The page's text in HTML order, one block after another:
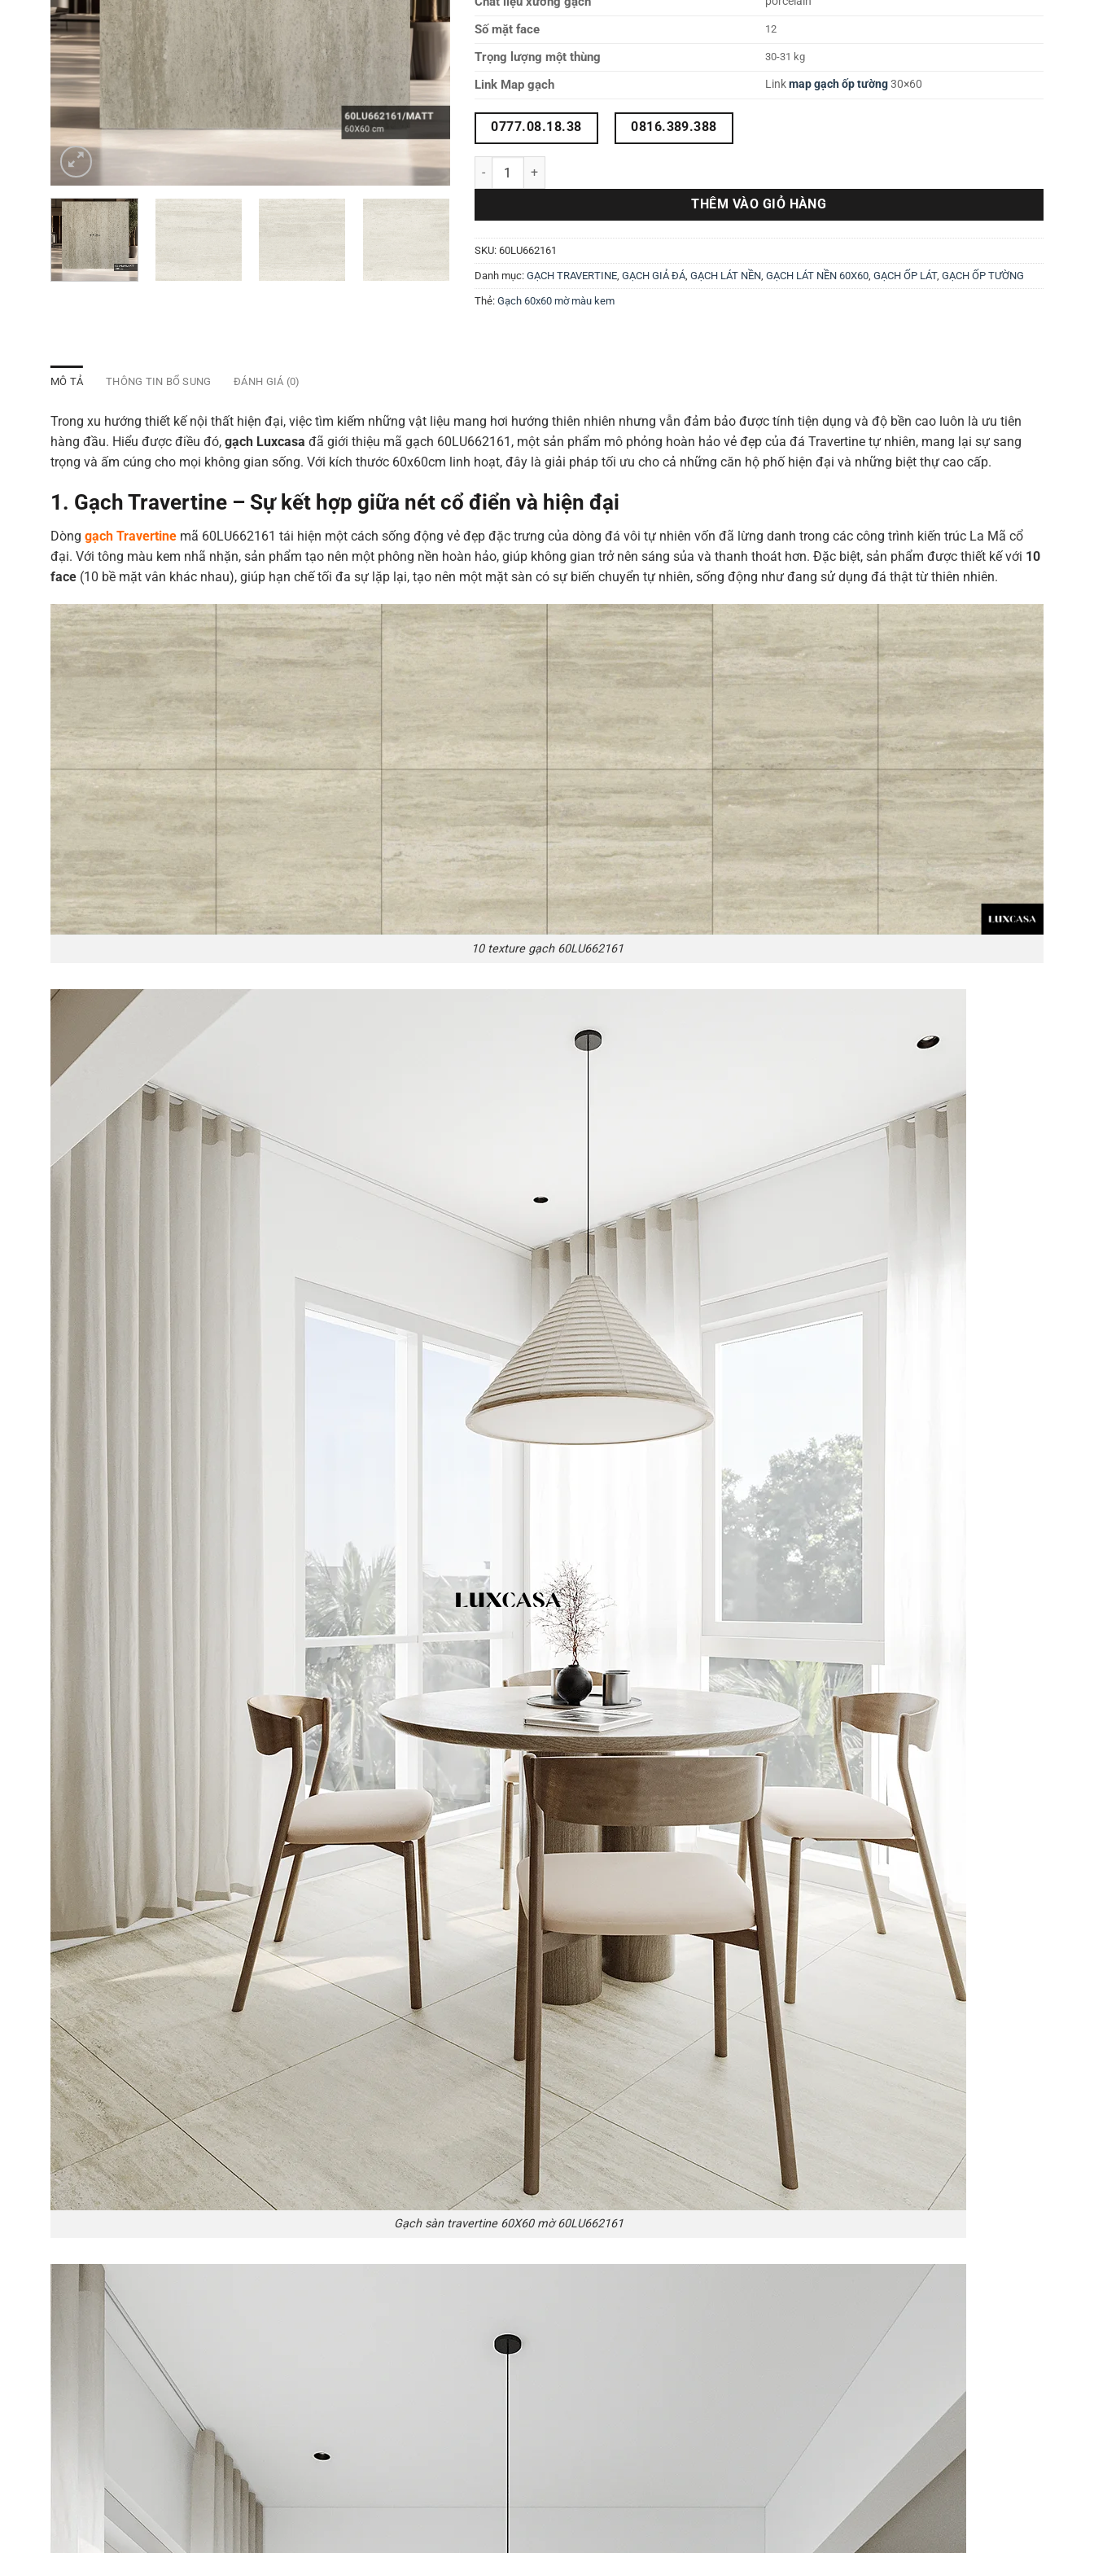
Số mặt face 12
Trọng lượng một thùng 30-31 kg
Link Map gạch Linkmap gạch ốp tường30×60
0777.08.18.38 0816.389.388
Gạch travertine 60X60 mờ 60LU662161 số lượng
THÊM VÀO GIỎ HÀNG
SKU: 60LU662161
Danh mục: GẠCH TRAVERTINE, GẠCH GIẢ ĐÁ, GẠCH LÁT NỀN, GẠCH LÁT NỀN 60X60, GẠCH ỐP LÁT, GẠCH ỐP TƯỜNG
Thẻ: Gạch 60x60 mờ màu kem
MÔ TẢ THÔNG TIN BỔ SUNG ĐÁNH GIÁ (0)
Trong xu hướng thiết kế nội thất hiện đại, việc tìm kiếm những vật liệu mang hơi hướng thiên nhiên nhưng vẫn đảm bảo được tính tiện dụng và độ bền cao luôn là ưu tiên
hàng đầu. Hiểu được điều đó, gạch Luxcasa đã giới thiệu mã gạch 60LU662161, một sản phẩm mô phỏng hoàn hảo vẻ đẹp của đá Travertine tự nhiên, mang lại sự sang
trọng và ấm cúng cho mọi không gian sống. Với kích thước 60x60cm linh hoạt, đây là giải pháp tối ưu cho cả những căn hộ phố hiện đại và những biệt thự cao cấp.
1. Gạch Travertine – Sự kết hợp giữa nét cổ điển và hiện đại
Dòng gạch Travertine mã 60LU662161 tái hiện một cách sống động vẻ đẹp đặc trưng của dòng đá vôi tự nhiên vốn đã lừng danh trong các công trình kiến trúc La Mã cổ
đại. Với tông màu kem nhã nhặn, sản phẩm tạo nên một phông nền hoàn hảo, giúp không gian trở nên sáng sủa và thanh thoát hơn. Đặc biệt, sản phẩm được thiết kế với 10
face (10 bề mặt vân khác nhau), giúp hạn chế tối đa sự lặp lại, tạo nên một mặt sàn có sự biến chuyển tự nhiên, sống động như đang sử dụng đá thật từ thiên nhiên.
10 texture gạch 60LU662161
Gạch sàn travertine 60X60 mờ 60LU662161